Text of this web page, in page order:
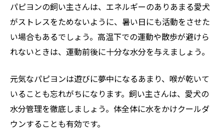
パピヨンの飼い主さんは、エネルギーのありあまる愛犬
がストレスをためないように、暑い日にも活動をさせた
い場合もあるでしょう。高温下での運動や散歩が避けら
れないときは、運動前後に十分な水分を与えましょう。
元気なパピヨンは遊びに夢中になるあまり、喉が乾いて
いることも忘れがちになります。飼い主さんは、愛犬の
水分管理を徹底しましょう。体全体に水をかけクールダ
ウンすることも有効です。